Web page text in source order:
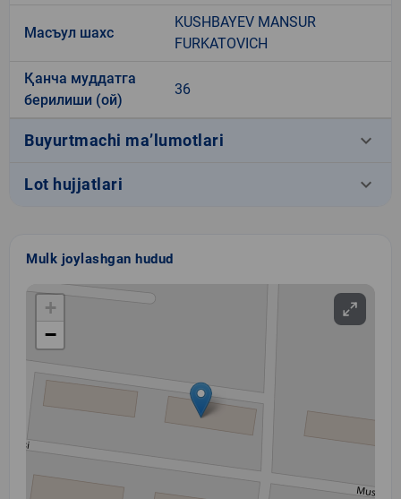
Масъул шахс
KUSHBAYEV MANSUR
FURKATOVICH
Қанча муддатга
берилиши (ой)
36
Buyurtmachi ma’lumotlari keyboard_arrow_down
Lot hujjatlari keyboard_arrow_down
Mulk joylashgan hudud
+
−